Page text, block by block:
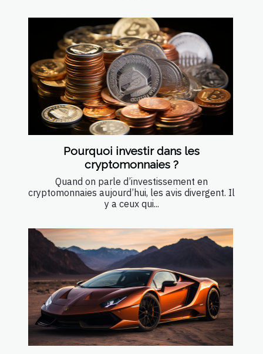
Pourquoi investir dans les
cryptomonnaies ?
Quand on parle d’investissement en
cryptomonnaies aujourd’hui, les avis divergent. Il
y a ceux qui...